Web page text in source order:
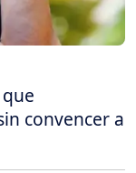
convencer a